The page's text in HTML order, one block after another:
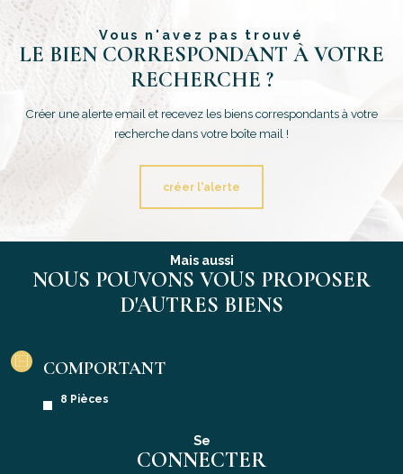
Vous n'avez pas trouvé
LE BIEN CORRESPONDANT À VOTRE
RECHERCHE ?
Créer une alerte email et recevez les biens correspondants à votre
recherche dans votre boîte mail !
créer l'alerte
Mais aussi
NOUS POUVONS VOUS PROPOSER
D'AUTRES BIENS
COMPORTANT
8 Pièces
Se
CONNECTER